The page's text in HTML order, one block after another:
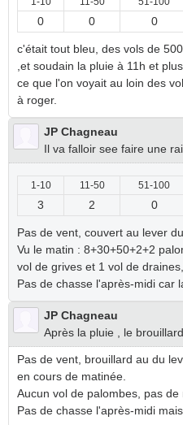
0 0 0
c'était tout bleu, des vols de
,et soudain la pluie à 11h et
ce que l'on voyait au loin des
à roger.
JP Chagneau
Il va falloir see faire une
1-10 11-50 51-100
3 2 0
Pas de vent, couvert au lever
Vu le matin : 8+30+50+2+2
vol de grives et 1 vol de
Pas de chasse l'après-midi car
JP Chagneau
Après la pluie , le brouillard
Pas de vent, brouillard au du
en cours de matinée.
Aucun vol de palombes, pas de
Pas de chasse l'après-midi